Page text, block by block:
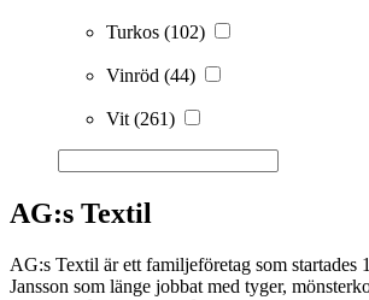
Turkos (102)
Vinröd (44)
Vit (261)
AG:s Textil
AG:s Textil är ett familjeföretag som startades
Jansson som länge jobbat med tyger,